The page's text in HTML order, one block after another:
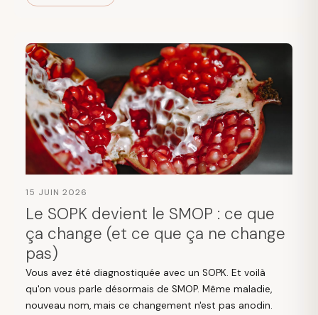
15 JUIN 2026
Le SOPK devient le SMOP : ce que
ça change (et ce que ça ne change
pas)
Vous avez été diagnostiquée avec un SOPK. Et voilà
qu'on vous parle désormais de SMOP. Même maladie,
nouveau nom, mais ce changement n'est pas anodin.